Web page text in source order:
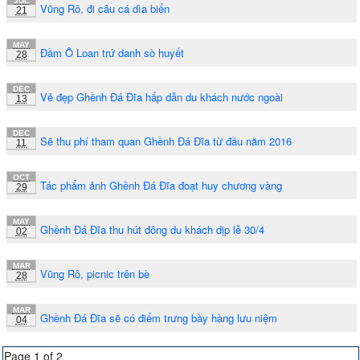
21 Vũng Rô, đi câu cá dìa biển
MAY
28 Đầm Ô Loan trứ danh sò huyết
DEC
13 Vẻ đẹp Ghềnh Đá Đĩa hấp dẫn du khách nước ngoài
DEC
11 Sẽ thu phí tham quan Ghềnh Đá Đĩa từ đầu năm 2016
OCT
29 Tác phẩm ảnh Ghềnh Đá Đĩa đoạt huy chương vàng
MAY
02 Ghềnh Đá Đĩa thu hút đông du khách dịp lễ 30/4
MAR
28 Vũng Rô, picnic trên bè
MAR
04 Ghềnh Đá Đĩa sẽ có điểm trưng bày hàng lưu niệm
Page 1 of 2